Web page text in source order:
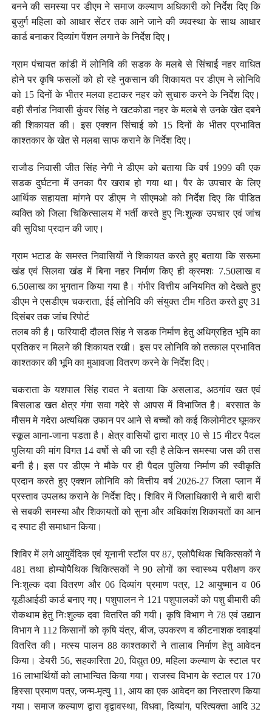
बनने की समस्या पर डीएम ने समाज कल्याण अधिकारी को निर्देश दिए कि
बुजुर्ग महिला को आधार सेंटर तक आने जाने की व्यवस्था के साथ आधार
कार्ड बनाकर दिव्यांग पेंशन लगाने के निर्देश दिए।
ग्राम पंचायत कांडी में लोनिवि की सडक के मलबे से सिंचाई नहर वाधित
होने पर कृषि फसलों को हो रहे नुकसान की शिकायत पर डीएम ने लोनिवि
को 15 दिनों के भीतर मलवा हटाकर नहर को सुचारु करने के निर्देश दिए।
वही सैनांड निवासी कुंवर सिंह ने खटकोडा नहर के मलबे से उनके खेत दबने
की शिकायत की। इस एक्शन सिंचाई को 15 दिनों के भीतर प्रभावित
काश्तकार के खेत से मलबा साफ कराने के निर्देश दिए।
राजौड निवासी जीत सिंह नेगी ने डीएम को बताया कि वर्ष 1999 की एक
सडक दुर्घटना में उनका पैर खराब हो गया था। पैर के उपचार के लिए
आर्थिक सहायता मांगने पर डीएम ने सीएमओ को निर्देश दिए कि पीडित
व्यक्ति को जिला चिकित्सालय में भर्ती करते हुए निःशुल्क उपचार एवं जांच
की सुविधा प्रदान की जाए।
ग्राम भटाड के समस्त निवासियों ने शिकायत करते हुए बताया कि सरूमा
खंड एवं सिलवा खंड में बिना नहर निर्माण किए ही क्रमशः 7.50लाख व
6.50लाख का भुगतान किया गया है। गंभीर वित्तीय अनियमित को देखते हुए
डीएम ने एसडीएम चकराता, ईई लोनिवि की संयुक्त टीम गठित करते हुए 31
दिसंबर तक जांच रिपोर्ट
तलब की है। फरियादी दौलत सिंह ने सडक निर्माण हेतु अधिग्रहित भूमि का
प्रतिकर न मिलने की शिकायत रखी। इस पर लोनिवि को तत्काल प्रभावित
काश्तकार की भूमि का मुआवजा वितरण करने के निर्देश दिए।
चकराता के यशपाल सिंह रावत ने बताया कि असलाड, अठगांव खत एवं
बिसलाड खत क्षेत्र गंगा सवा गदेरे से आपस में विभाजित है। बरसात के
मौसम मे गदेरा अत्यधिक उफान पर आने से बच्चों को कई किलोमीटर घूमकर
स्कूल आना-जाना पडता है। क्षेत्र वासियों द्वारा मात्र 10 से 15 मीटर पैदल
पुलिया की मांग विगत 14 वर्षो से की जा रही है लेकिन समस्या जस की तस
बनी है। इस पर डीएम ने मौके पर ही पैदल पुलिया निर्माण की स्वीकृति
प्रदान करते हुए एक्शन लोनिवि को वित्तीय वर्ष 2026-27 जिला प्लान में
प्रस्ताव उपलब्ध कराने के निर्देश दिए। शिविर में जिलाधिकारी ने बारी बारी
से सबकी समस्या और शिकायतों को सुना और अधिकांश शिकायतों का आन
द स्पाट ही समाधान किया।
शिविर में लगे आयुर्वेदिक एवं यूनानी स्टॉल पर 87, एलोपैथिक चिकित्सकों ने
481 तथा होम्योपैथिक चिकित्सकों ने 90 लोगों का स्वास्थ्य परीक्षण कर
निःशुल्क दवा वितरण और 06 दिव्यांग प्रमाण पत्र, 12 आयुष्मान व 06
यूडीआईडी कार्ड बनाए गए। पशुपालन ने 121 पशुपालकों को पशु बीमारी की
रोकथाम हेतु निःशुल्क दवा वितरित की गयी। कृषि विभाग ने 78 एवं उद्यान
विभाग ने 112 किसानों को कृषि यंत्र, बीज, उपकरण व कीटनाशक दवाइयां
वितरित की। मत्स्य पालन 88 काश्तकारों ने तालाब निर्माण हेतु आवेदन
किया। डेयरी 56, सहकारिता 20, विद्युत 09, महिला कल्याण के स्टाल पर
16 लाभार्थियों को लाभान्वित किया गया। राजस्व विभाग के स्टाल पर 170
हिस्सा प्रमाण पत्र, जन्म-मृत्यु 11, आय का एक आवेदन का निस्तारण किया
गया। समाज कल्याण द्वारा वृद्वावस्था, विधवा, दिव्यांग, परित्यक्ता आदि 32